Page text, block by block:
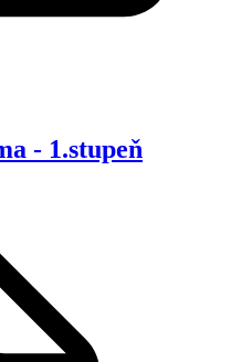
- 1.stupeň